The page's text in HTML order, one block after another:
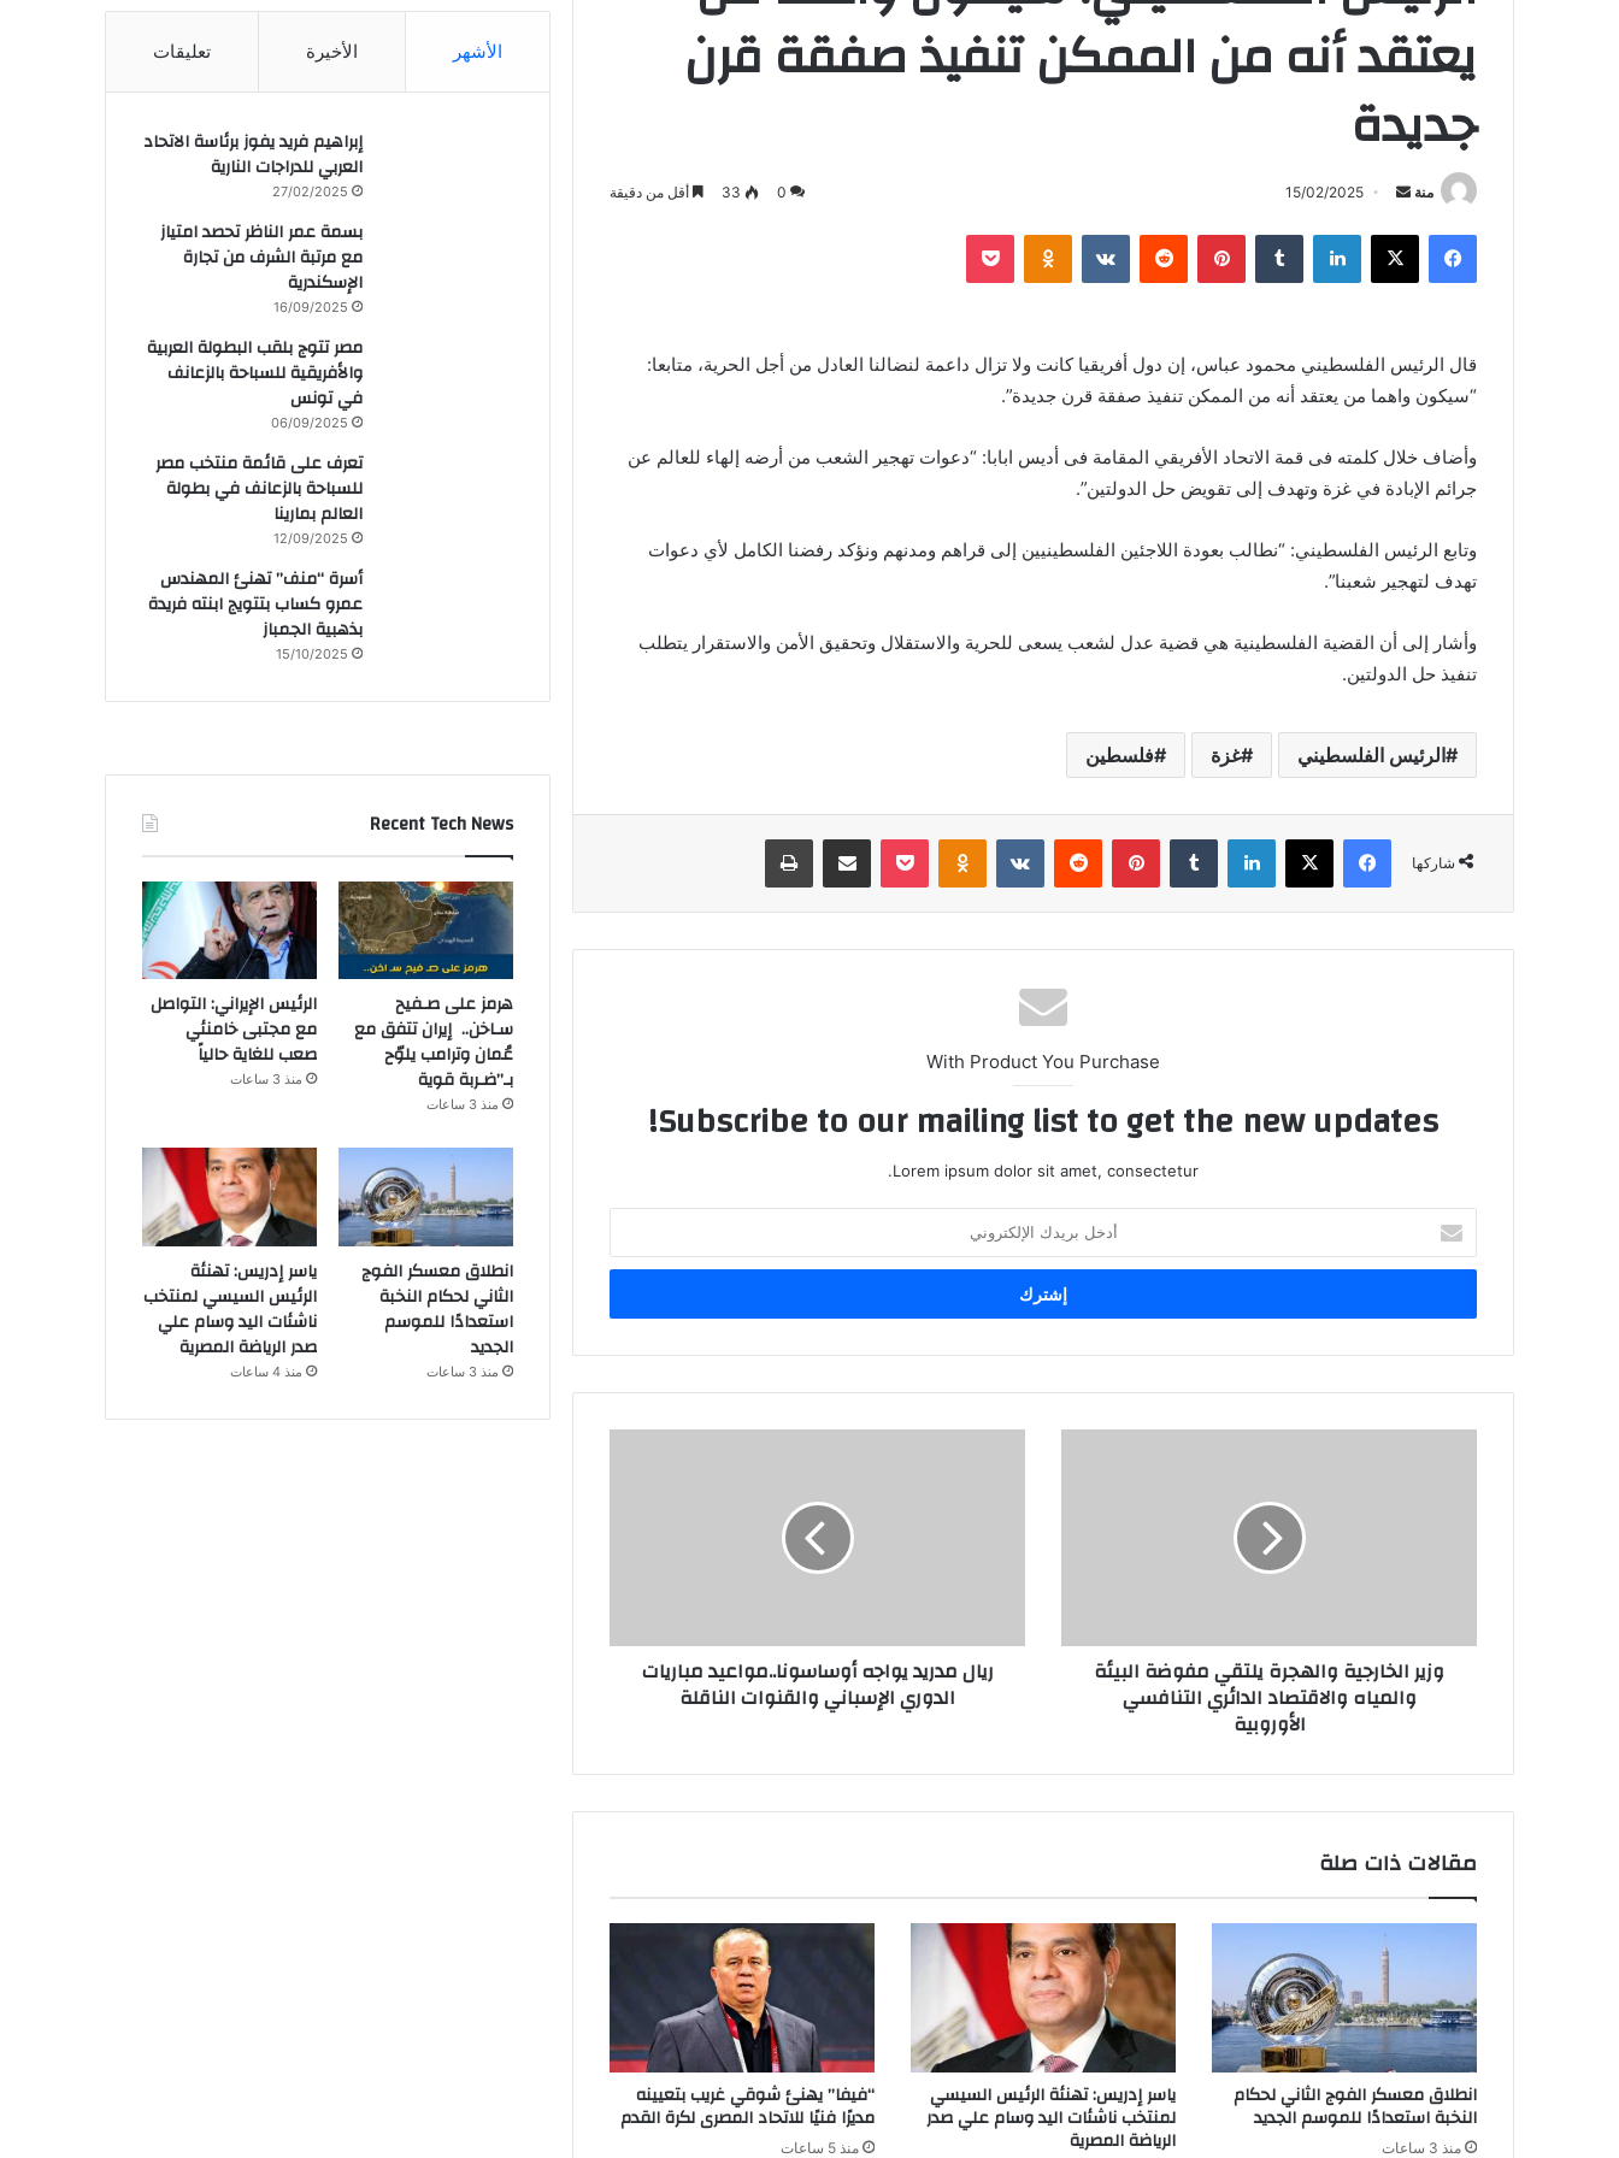
يعتقد أنه من الممكن تنفيذ صفقة قرن
جديدة
منة
أرسل
إلكترونيا
15/02/2025
0
33 أقل من دقيقة
فيسبوك X لينكدإن بينتيريست Odnoklassniki
بوكيت
قال الرئيس الفلسطيني محمود عباس، إن دول أفريقيا كانت ولا تزال داعمة لنضالنا العادل من أجل الحرية، متابعا:
“سيكون واهما من يعتقد أنه من الممكن تنفيذ صفقة قرن جديدة”.
وأضاف خلال كلمته فى قمة الاتحاد الأفريقي المقامة فى أديس ابابا: “دعوات تهجير الشعب من أرضه إلهاء للعالم عن
جرائم الإبادة في غزة وتهدف إلى تقويض حل الدولتين”.
وتابع الرئيس الفلسطيني: “نطالب بعودة اللاجئين الفلسطينيين إلى قراهم ومدنهم ونؤكد رفضنا الكامل لأي دعوات
تهدف لتهجير شعبنا”.
وأشار إلى أن القضية الفلسطينية هي قضية عدل لشعب يسعى للحرية والاستقلال وتحقيق الأمن والاستقرار يتطلب
تنفيذ حل الدولتين.
الرئيس الفلسطيني غزة فلسطين
شاركها
فيسبوك X لينكدإن بينتيريست Odnoklassniki
بوكيت مشاركة عبر البريد طباعة
With Product You Purchase
Subscribe to our mailing list to get the new updates!
Lorem ipsum dolor sit amet, consectetur.
بريدك
الإلكتروني
وزير الخارجية والهجرة يلتقي مفوضة البيئة
والمياه والاقتصاد الدائري التنافسي
الأوروبية
ريال مدريد يواجه أوساسونا..مواعيد مباريات
الدوري الإسباني والقنوات الناقلة
مقالات ذات صلة
انطلاق معسكر الفوج الثاني لحكام
النخبة استعدادًا للموسم الجديد
منذ 3 ساعات
ياسر إدريس: تهنئة الرئيس السيسي
لمنتخب ناشئات اليد وسام علي صدر
الرياضة المصرية
“فيفا” يهنئ شوقي غريب بتعيينه
مديرًا فنيًا للاتحاد المصرى لكرة القدم
منذ 5 ساعات
الأشهر الأخيرة تعليقات
إبراهيم فريد يفوز برئاسة الاتحاد
العربي للدراجات النارية
27/02/2025
بسمة عمر الناظر تحصد امتياز
مع مرتبة الشرف من تجارة
الإسكندرية
16/09/2025
مصر تتوج بلقب البطولة العربية
والأفريقية للسباحة بالزعانف
في تونس
06/09/2025
تعرف على قائمة منتخب مصر
للسباحة بالزعانف في بطولة
العالم بمارينا
12/09/2025
أسرة “منف” تهنئ المهندس
عمرو كساب بتتويج ابنته فريدة
بذهبية الجمباز
15/10/2025
Recent Tech News
هرمز على صـفيح
سـاخن.. إيران تتفق مع
عُمان وترامب يلوّح
بـ”ضـربة قوية
منذ 3 ساعات
الرئيس الإيراني: التواصل
مع مجتبى خامنئي
صعب للغاية حالياً
منذ 3 ساعات
انطلاق معسكر الفوج
الثاني لحكام النخبة
استعدادًا للموسم
الجديد
منذ 3 ساعات
ياسر إدريس: تهنئة
الرئيس السيسي لمنتخب
ناشئات اليد وسام علي
صدر الرياضة المصرية
منذ 4 ساعات